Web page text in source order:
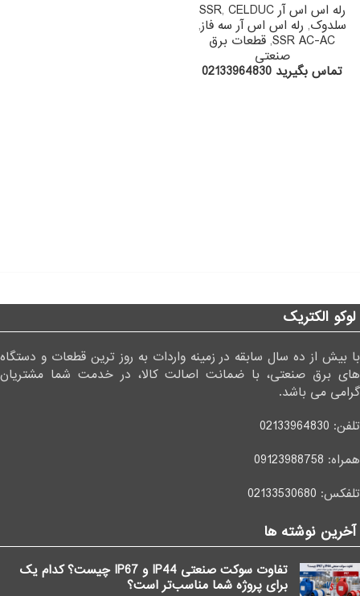
رله اس اس آر SSR
, CELDUC
سلدوک, رله اس اس آر سه فاز,
SSR AC-AC
, قطعات برق
صنعتی
تماس بگیرید 02133964830
لوکو الکتریک
با بیش از ده سال سابقه در زمینه واردات به روز ترین قطعات و دستگاه
های برق صنعتی، با ضمانت اصالت کالا، در خدمت شما مشتریان
گرامی می باشد.
تلفن: 02133964830
همراه: 09123988758
تلفکس: 02133530680
آخرین نوشته ها
تفاوت سوکت صنعتی IP44 و IP67 چیست؟ کدام یک
برای پروژه شما مناسب‌تر است؟